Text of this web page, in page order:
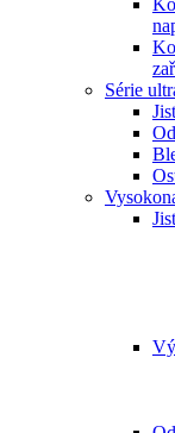
Série